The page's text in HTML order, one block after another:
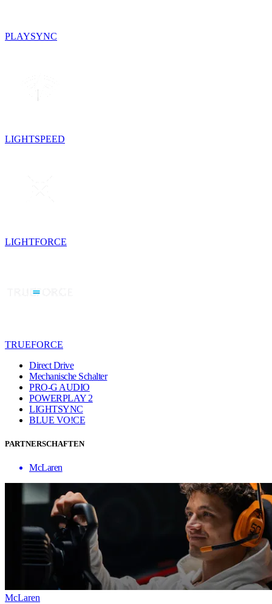
PLAYSYNC
LIGHTSPEED
LIGHTFORCE
TRUEFORCE
Direct Drive
Mechanische Schalter
PRO-G AUDIO
POWERPLAY 2
LIGHTSYNC
BLUE VO!CE
PARTNERSCHAFTEN
McLaren
McLaren